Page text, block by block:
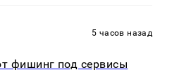
5 часов назад
фишинг под сервисы